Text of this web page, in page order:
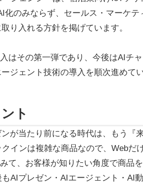
化のみならず、セールス・マーケ
り入れる方針を掲げています。
はその第一弾であり、今後はAIチ
ジェント技術の導入を順次進めて
ト
が当たり前になる時代は、もう『
インは複雑な商品なので、Web
て、お客様が知りたい角度で商品
AIプレゼン・AIエージェント・AI